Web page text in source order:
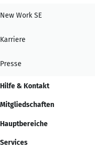
New Work SE
Karriere
Presse
Hilfe & Kontakt
Mitgliedschaften
Hauptbereiche
Services